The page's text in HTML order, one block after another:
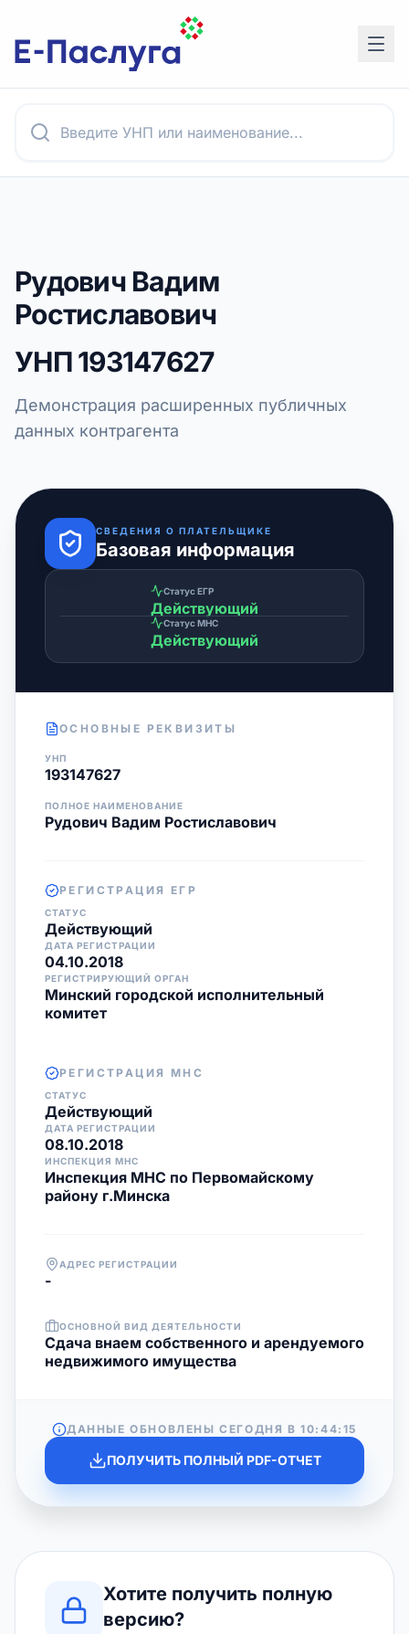
Рудович Вадим
Ростиславович
УНП193147627
Демонстрация расширенных публичных
данных контрагента
СВЕДЕНИЯ О ПЛАТЕЛЬЩИКЕ
Базовая информация
Статус ЕГР
Действующий
Статус МНС
Действующий
ОСНОВНЫЕ РЕКВИЗИТЫ
УНП
193147627
ПОЛНОЕ НАИМЕНОВАНИЕ
Рудович Вадим Ростиславович
РЕГИСТРАЦИЯ ЕГР
СТАТУС
Действующий
ДАТА РЕГИСТРАЦИИ
04.10.2018
РЕГИСТРИРУЮЩИЙ ОРГАН
Минский городской исполнительный
комитет
РЕГИСТРАЦИЯ МНС
СТАТУС
Действующий
ДАТА РЕГИСТРАЦИИ
08.10.2018
ИНСПЕКЦИЯ МНС
Инспекция МНС по Первомайскому
району г.Минска
АДРЕС РЕГИСТРАЦИИ
-
ОСНОВНОЙ ВИД ДЕЯТЕЛЬНОСТИ
Сдача внаем собственного и арендуемого
недвижимого имущества
ДАННЫЕ ОБНОВЛЕНЫ СЕГОДНЯ В10:44:15
ПОЛУЧИТЬ ПОЛНЫЙ PDF-ОТЧЕТ
Хотите получить полную
версию?